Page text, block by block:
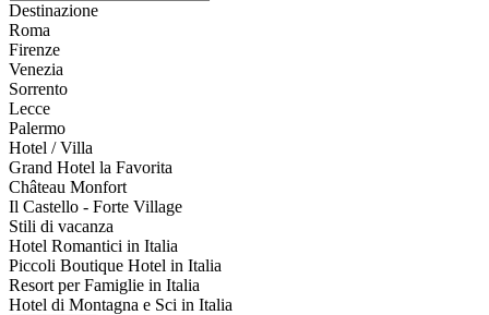
Destinazione
Roma
Firenze
Venezia
Sorrento
Lecce
Palermo
Hotel / Villa
Grand Hotel la Favorita
Château Monfort
Il Castello - Forte Village
Stili di vacanza
Hotel Romantici in Italia
Piccoli Boutique Hotel in Italia
Resort per Famiglie in Italia
Hotel di Montagna e Sci in Italia